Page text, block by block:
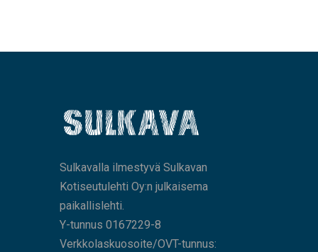
Sulkavalla ilmestyvä Sulkavan
Kotiseutulehti Oy:n julkaisema
paikallislehti.
Y-tunnus 0167229-8
Verkkolaskuosoite/OVT-tunnus: